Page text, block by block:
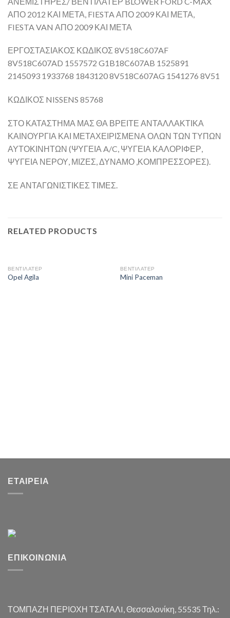
ΑΠΟ 2012 ΚΑΙ ΜΕΤΑ, FIESTA ΑΠΟ 2009 ΚΑΙ ΜΕΤΑ,
FIESTA VAN ΑΠΟ 2009 ΚΑΙ ΜΕΤΑ
ΕΡΓΟΣΤΑΣΙΑΚΟΣ ΚΩΔΙΚΟΣ 8V518C607AF
8V518C607AD 1557572 G1B18C607AB 1525891
2145093 1933768 1843120 8V518C607AG 1541276 8V51
ΚΩΔΙΚΟΣ NISSENS 85768
ΣΤΟ ΚΑΤΑΣΤΗΜΑ ΜΑΣ ΘΑ ΒΡΕΙΤΕ ΑΝΤΑΛΛΑΚΤΙΚΑ
ΚΑΙΝΟΥΡΓΙΑ ΚΑΙ ΜΕΤΑΧΕΙΡΙΣΜΕΝΑ ΟΛΩΝ ΤΩΝ ΤΥΠΩΝ
ΑΥΤΟΚΙΝΗΤΩΝ (ΨΥΓΕΙΑ A/C, ΨΥΓΕΙΑ ΚΑΛΟΡΙΦΕΡ,
ΨΥΓΕΙΑ ΝΕΡΟΥ, ΜΙΖΕΣ, ΔΥΝΑΜΟ ,ΚΟΜΠΡΕΣΣΟΡΕΣ).
ΣΕ ΑΝΤΑΓΩΝΙΣΤΙΚΕΣ ΤΙΜΕΣ.
RELATED PRODUCTS
ΒΕΝΤΙΛΑΤΕΡ
Opel Agila
ΒΕΝΤΙΛΑΤΕΡ
Mini Paceman
ΕΤΑΙΡΕΊΑ
ΕΠΙΚΟΙΝΩΝΊΑ
ΤΟΜΠΑΖΗ ΠΕΡΙΟΧΗ ΤΣΑΤΑΛI, Θεσσαλονίκη, 55535 Τηλ.: